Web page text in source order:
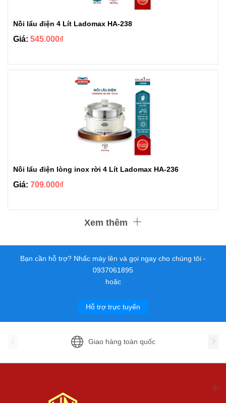
Nồi lẩu điện 4 Lít Ladomax HA-238
Giá: 545.000₫
Nồi lẩu điện lòng inox rời 4 Lít Ladomax HA-236
Giá: 709.000₫
Xem thêm
Bạn cần hỗ trợ? Nhấc máy lên và gọi ngay cho chúng tôi -
0937061895
hoặc
Hỗ trợ trực tuyến
Giao hàng toàn quốc